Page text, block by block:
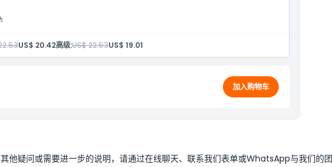
验
US$ 20.42高级:US$ 22.53US$ 19.01
加入购物车
他疑问或需要进一步的说明，请通过在线聊天、联系我们表单或WhatsApp与我们的团